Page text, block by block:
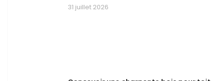
31 juillet 2026